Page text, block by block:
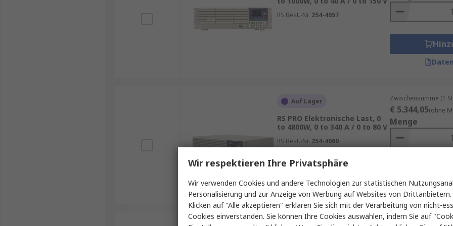
RS Best.-Nr. 254-4057
Auf Lager
RS PRO Elektronische Last, 0
to 4800W, 0 to 340 A / 0 to 80 V
RS Best.-Nr. 254-4060
Zwischensumme (1
€ 5.344,05(ohne
Menge
Zwischensumme (1
Wir respektieren Ihre Privatsphäre
Wir verwenden Cookies und andere Technologien zur statistischen
Personalisierung und zur Anzeige von Werbung auf Websites von
Klicken auf "Alle akzeptieren" erklären Sie sich mit der Verarbeitung von nicht-
Cookies einverstanden. Sie können Ihre Cookies auswählen, indem Sie auf